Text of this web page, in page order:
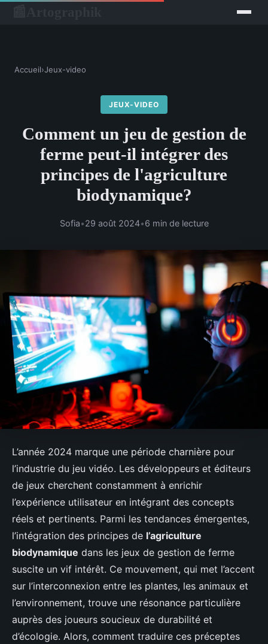
Accueil›Jeux-video
JEUX-VIDEO
Comment un jeu de gestion de
ferme peut-il intégrer des
principes de l'agriculture
biodynamique?
Sofia•29 août 2024•6 min de lecture
L’année 2024 marque une période charnière pour
l’industrie du jeu vidéo. Les développeurs et éditeurs
de jeux cherchent constamment à enrichir
l’expérience utilisateur en intégrant des concepts
réels et pertinents. Parmi les tendances émergentes,
l’intégration des principes de l’agriculture
biodynamique dans les jeux de gestion de ferme
suscite un vif intérêt. Ce mouvement, qui met l’accent
sur l’interconnexion entre les plantes, les animaux et
l’environnement, trouve une résonance particulière
auprès des joueurs soucieux de durabilité et
d’écologie. Alors, comment traduire ces préceptes